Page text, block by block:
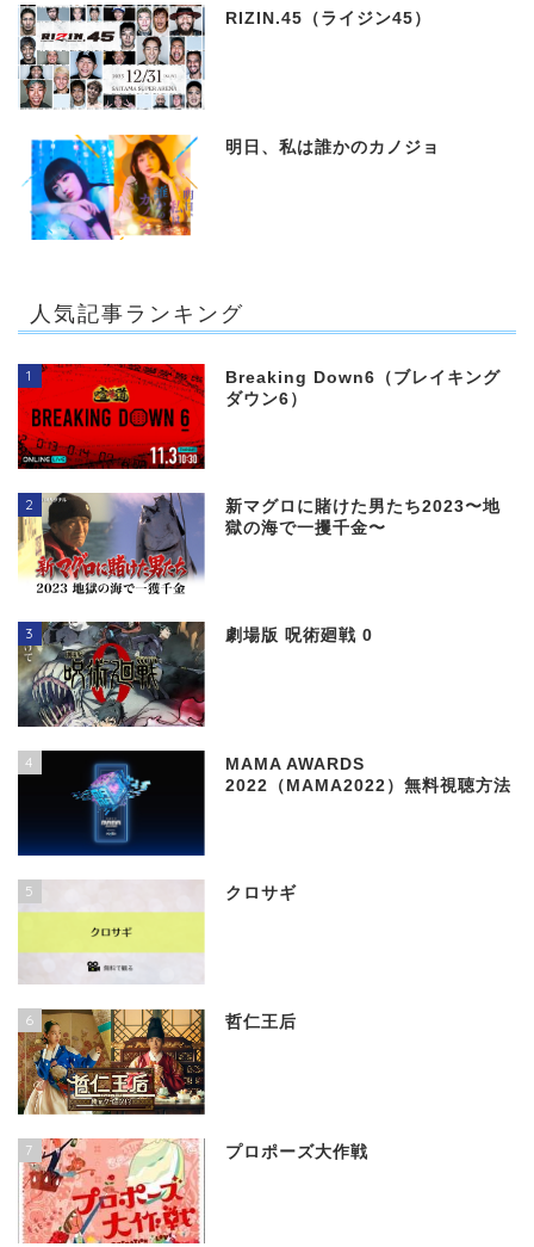
RIZIN.45（ライジン45）
明日、私は誰かのカノジョ
人気記事ランキング
1
Breaking Down6（ブレイキング
ダウン6）
2
新マグロに賭けた男たち2023〜地
獄の海で一攫千金〜
3 劇場版 呪術廻戦 0
4
MAMA AWARDS
2022（MAMA2022）無料視聴方法
5 クロサギ
6 哲仁王后
7 プロポーズ大作戦